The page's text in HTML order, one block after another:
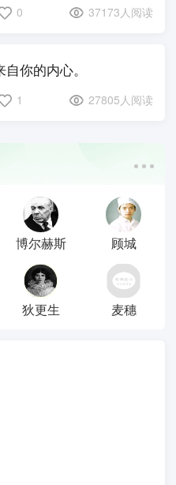
0 37173人阅读
你的内心。
1 27805人阅读
博尔赫斯 顾城
狄更生 麦穗